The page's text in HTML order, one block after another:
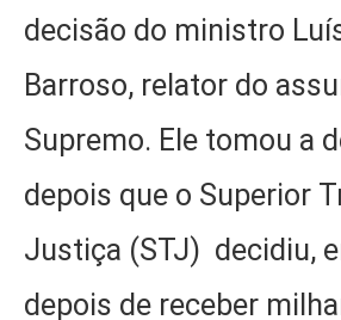
decisão do ministro
Barroso, relator do
Supremo. Ele tomou a
depois que o Superior
Justiça (STJ) decidiu,
depois de receber